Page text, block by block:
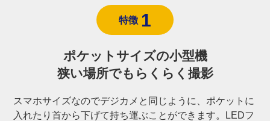
特徴 1
ポケットサイズの小型機
狭い場所でも らくらく撮影
スマホサイズなのでデジカメと同じように、ポケットに
入れたり首から下げて持ち運ぶことができます。LEDフ